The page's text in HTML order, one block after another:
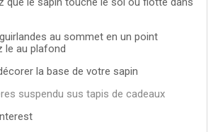
au sommet en un point
le au plafond
la base de votre sapin